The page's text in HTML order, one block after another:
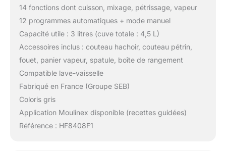
14 fonctions dont cuisson, mixage, pétrissage, vapeur
12 programmes automatiques + mode manuel
Capacité utile : 3 litres (cuve totale : 4,5 L)
Accessoires inclus : couteau hachoir, couteau pétrin,
fouet, panier vapeur, spatule, boîte de rangement
Compatible lave-vaisselle
Fabriqué en France (Groupe SEB)
Coloris gris
Application Moulinex disponible (recettes guidées)
Référence : HF8408F1